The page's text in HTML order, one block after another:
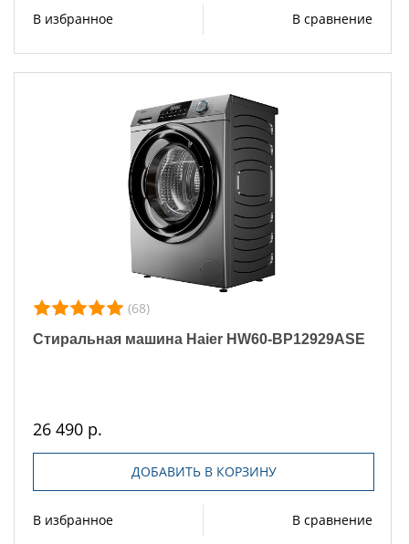
В избранное В сравнение
(68)
Стиральная машина Haier HW60-BP12929ASE
26 490 р.
ДОБАВИТЬ В КОРЗИНУ
В избранное В сравнение